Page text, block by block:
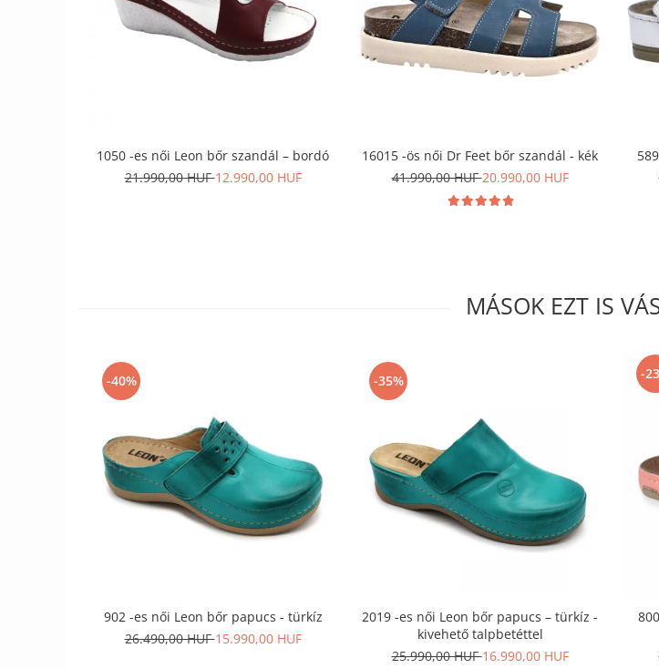
1050 -es női Leon bőr szandál – bordó
21.990,00 HUF12.990,00 HUF
16015 -ös női Dr Feet bőr szandál - kék
41.990,00 HUF20.990,00 HUF
MÁSOK EZT IS
-40%
902 -es női Leon bőr papucs - türkíz
26.490,00 HUF15.990,00 HUF
-35%
2019 -es női Leon bőr papucs – türkíz -
kivehető talpbetéttel
25.990,00 HUF16.990,00 HUF
-